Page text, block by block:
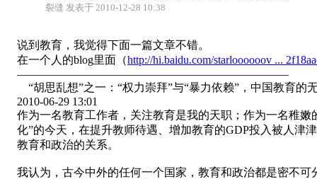
裂缝 发表于 2010-12-28 10:38
说到教育，我觉得下面一篇文章不错。
在一个人的blog里面（http://hi.baidu.com/starloooooov ...
————————————————————————
“胡思乱想”之一：“权力崇拜”与“暴力依赖”，中国教育的
2010-06-29 13:01
作为一名教育工作者，关注教育是我的天职；作为一名稚
化”的今天，在提升教师待遇、增加教育的GDP投入被人津
教育和政治的关系。
我认为，古今中外的任何一个国家，教育和政治都是密不